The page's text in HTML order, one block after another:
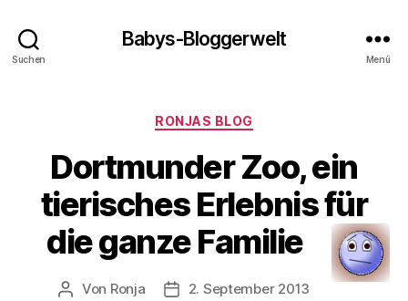
Suchen
Babys-Bloggerwelt
Menü
Kategorien
RONJAS BLOG
Dortmunder Zoo, ein
tierisches Erlebnis für
die ganze Familie
Beitragsautor
Von Ronja Veröffentlichungsdatum
2. September 2013